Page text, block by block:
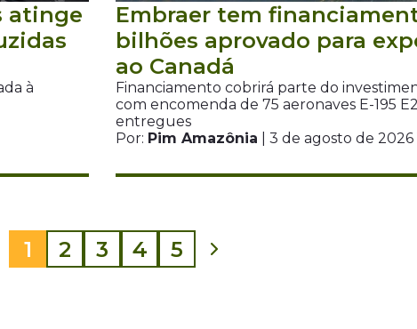
atinge
à
Embraer tem
bilhões aprovado para
ao Canadá
Financiamento cobrirá parte do
com encomenda de 75 aeronaves E-195
entregues
Por: Pim Amazônia | 3 de agosto de 2026
1 2 3 4 5